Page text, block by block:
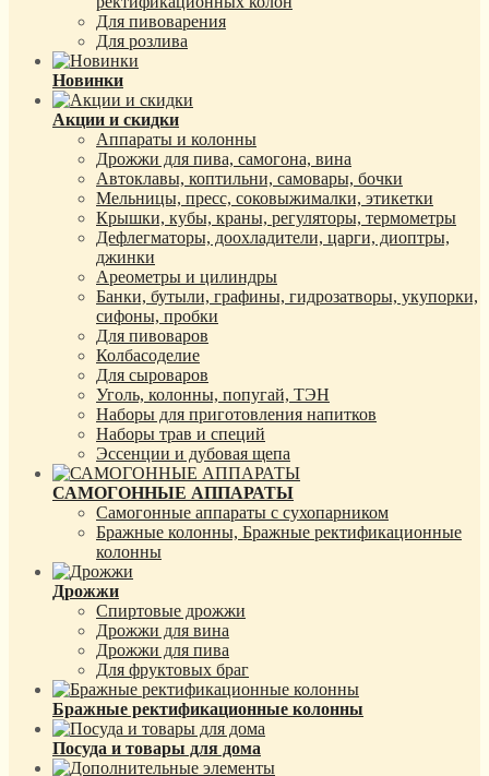
Для пивоварения
Для розлива
Новинки
Акции и скидки
Аппараты и колонны
Дрожжи для пива, самогона, вина
Автоклавы, коптильни, самовары, бочки
Мельницы, пресс, соковыжималки, этикетки
Крышки, кубы, краны, регуляторы, термометры
Дефлегматоры, доохладители, царги, диоптры,
джинки
Ареометры и цилиндры
Банки, бутыли, графины, гидрозатворы, укупорки,
сифоны, пробки
Для пивоваров
Колбасоделие
Для сыроваров
Уголь, колонны, попугай, ТЭН
Наборы для приготовления напитков
Наборы трав и специй
Эссенции и дубовая щепа
САМОГОННЫЕ АППАРАТЫ
Самогонные аппараты с сухопарником
Бражные колонны, Бражные ректификационные
колонны
Дрожжи
Спиртовые дрожжи
Дрожжи для вина
Дрожжи для пива
Для фруктовых браг
Бражные ректификационные колонны
Посуда и товары для дома